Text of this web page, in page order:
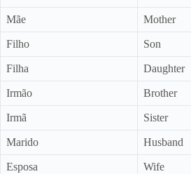
Mãe Mother
Filho Son
Filha Daughter
Irmão Brother
Irmã Sister
Marido Husband
Esposa Wife